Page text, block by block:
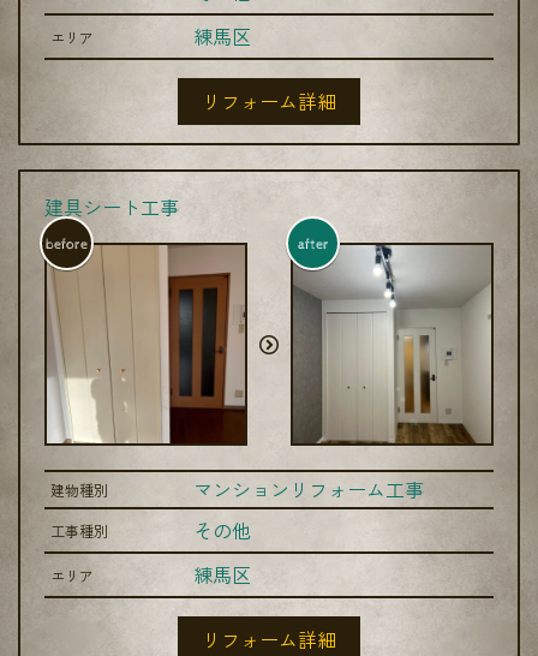
エリア 練馬区
リフォーム詳細
建具シート工事
before after
建物種別 マンションリフォーム工事
工事種別 その他
エリア 練馬区
リフォーム詳細